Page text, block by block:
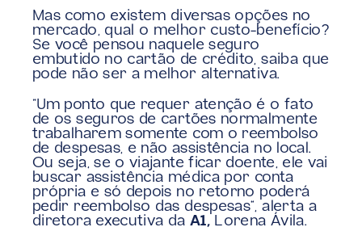
Mas como existem diversas opções no
mercado, qual o melhor custo-benefício?
Se você pensou naquele seguro
embutido no cartão de crédito, saiba que
pode não ser a melhor alternativa.
“Um ponto que requer atenção é o fato
de os seguros de cartões normalmente
trabalharem somente com o reembolso
de despesas, e não assistência no local.
Ou seja, se o viajante ficar doente, ele vai
buscar assistência médica por conta
própria e só depois no retorno poderá
pedir reembolso das despesas”, alerta a
diretora executiva da A1, Lorena Ávila.